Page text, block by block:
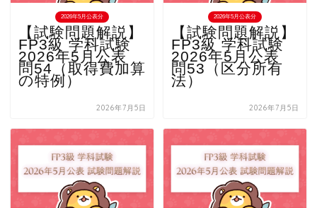
2026年5月公表分
【試験問題解説】
FP3級 学科試験
2026年5月公表
問54（取得費加算
の特例）
2026年7月5日
2026年5月公表分
【試験問題解説】
FP3級 学科試験
2026年5月公表
問53（区分所有
法）
2026年7月5日